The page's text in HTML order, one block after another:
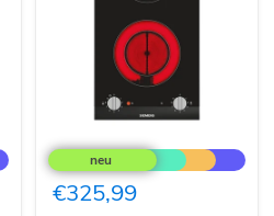
ET375CFA1E
Kochfeld
Schwarz,
Edelstahl
€325,99